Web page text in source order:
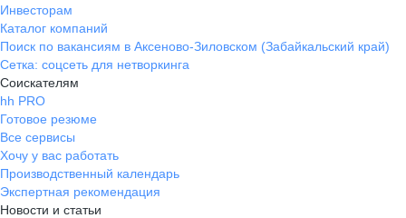
Инвесторам
Каталог компаний
Поиск по вакансиям в Аксеново-Зиловском (Забайкальский край)
Сетка: соцсеть для нетворкинга
Соискателям
hh PRO
Готовое резюме
Все сервисы
Хочу у вас работать
Производственный календарь
Экспертная рекомендация
Новости и статьи